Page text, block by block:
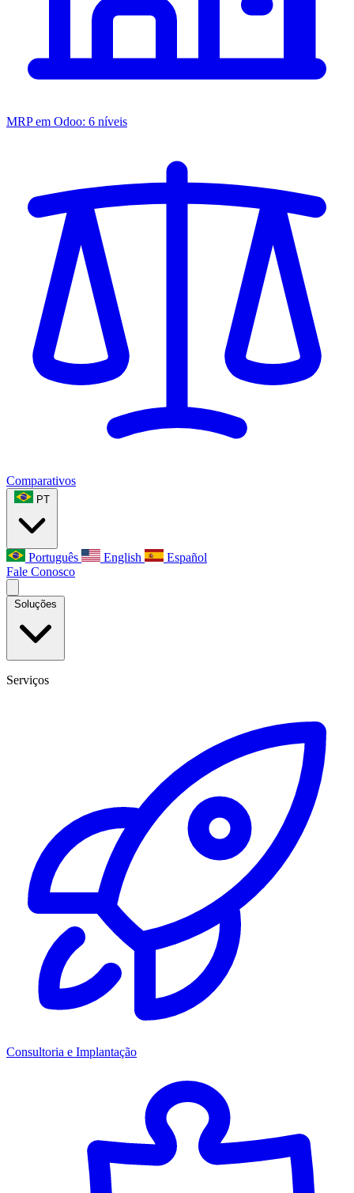
MRP em Odoo: 6 níveis
Comparativos
PT
Português English
Español
Fale Conosco
Soluções
Serviços
Consultoria e Implantação